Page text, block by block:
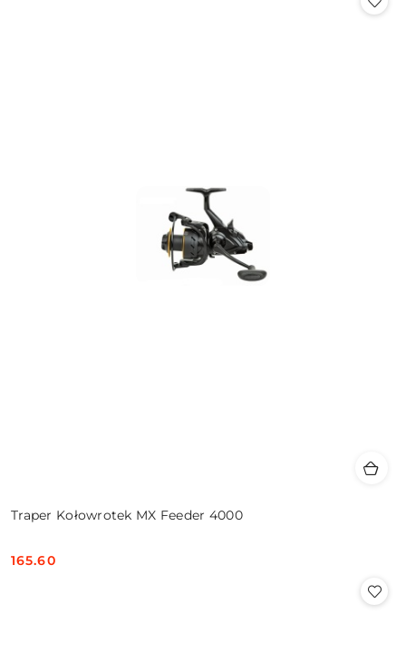
Traper Kołowrotek MX Feeder 4000
Cena:
165.60